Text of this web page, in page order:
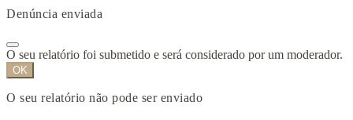
Denúncia enviada
O seu relatório foi submetido e será considerado por um moderador.
OK
O seu relatório não pode ser enviado